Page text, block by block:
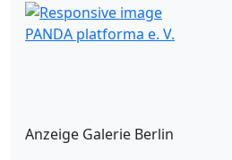
PANDA platforma e. V.
Anzeige Galerie Berlin